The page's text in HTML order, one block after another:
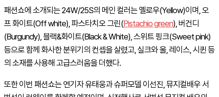
패션쇼에 소개되는 24W/25S의 메인 컬러는 옐로우(Yellow)이며, 오
프 화이트(Off white), 파스타치오 그린(Pistachio green), 버건디
(Burgundy), 블랙&화이트(Black & White), 스위트 핑크(Sweet pink)
등으로 함께 화사한 분위기의 컨셉을 살렸고, 실크와 울, 레이스, 시퀸 등
의 소재를 사용해 고급스러움을 더했다.
또한 이번 패션쇼는 연기자 유태웅과 슈퍼모델 이선진, 뮤지컬배우 서